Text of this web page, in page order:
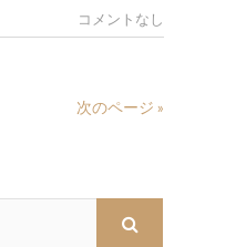
コメントなし
次のページ »